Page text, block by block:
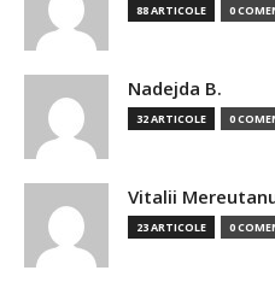
88 ARTICOLE 0
Nadejda B.
32 ARTICOLE 0
Vitalii
23 ARTICOLE 0